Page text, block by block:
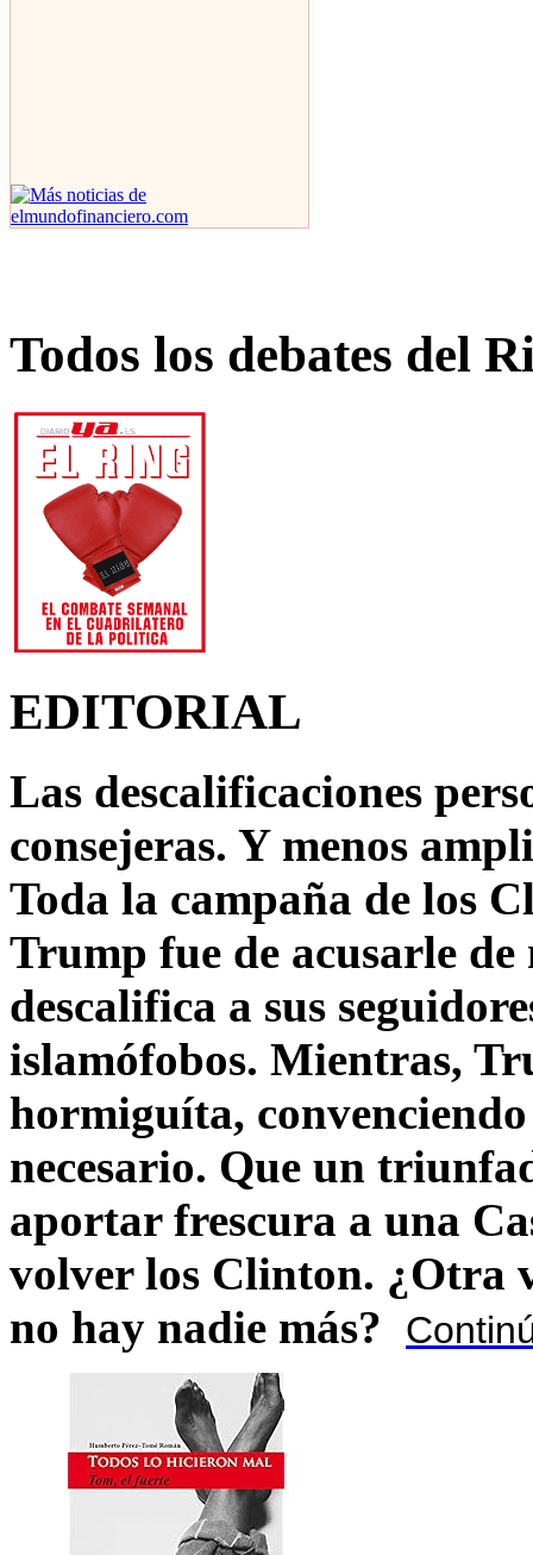
Todos los debates del
EDITORIAL
Las descalificaciones
consejeras. Y menos
Toda la campaña de los
Trump fue de acusarle
descalifica a sus
islamófobos. Mientras,
hormiguíta,
necesario. Que un
aportar frescura a una
volver los Clinton. ¿Otra
no hay nadie más?